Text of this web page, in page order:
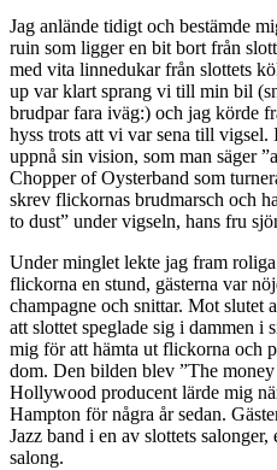
Jag anlände tidigt och bestämde
ruin som ligger en bit bort från
med vita linnedukar från slottets
up var klart sprang vi till min bil
brudpar fara iväg:) och jag körde
hyss trots att vi var sena till
uppnå sin vision, som man säger
Chopper of Oysterband som
skrev flickornas brudmarsch och
to dust” under vigseln, hans fru
Under minglet lekte jag fram
flickorna en stund, gästerna var
champagne och snittar. Mot slutet
att slottet speglade sig i dammen i
mig för att hämta ut flickorna och
dom. Den bilden blev ”The
Hollywood producent lärde mig
Hampton för några år sedan.
Jazz band i en av slottets
salong.